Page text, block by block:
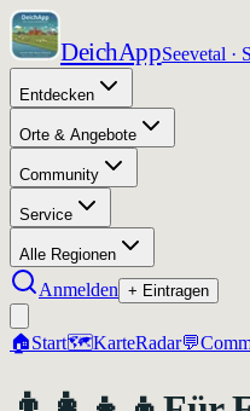
DeichAppSeevetal ·
Entdecken
Orte & Angebote
Community
Service
Alle Regionen
Anmelden + Eintragen
🏠Start🗺️KarteRadar💬